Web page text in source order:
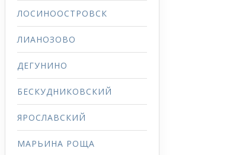
ЛОСИНООСТРОВСК
ЛИАНОЗОВО
ДЕГУНИНО
БЕСКУДНИКОВСКИЙ
ЯРОСЛАВСКИЙ
МАРЬИНА РОЩА